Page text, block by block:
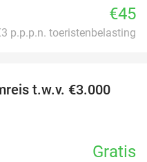
€45
p.p.p.n. toeristenbelasting
t.w.v. €3.000
Gratis